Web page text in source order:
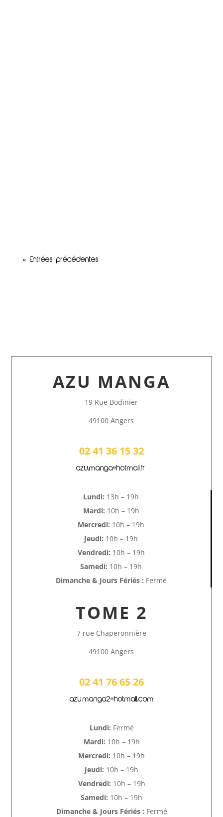
« Entrées précédentes
AZU MANGA
19 Rue Bodinier
49100 Angers
02 41 36 15 32
azu.manga@hotmail.fr
Lundi: 13h – 19h
Mardi: 10h – 19h
Mercredi: 10h – 19h
Jeudi: 10h – 19h
Vendredi: 10h – 19h
Samedi: 10h – 19h
Dimanche & Jours Fériés : Fermé
TOME 2
7 rue Chaperonnière
49100 Angers
02 41 76 65 26
azu.manga2@hotmail.com
Lundi: Fermé
Mardi: 10h – 19h
Mercredi: 10h – 19h
Jeudi: 10h – 19h
Vendredi: 10h – 19h
Samedi: 10h – 19h
Dimanche & Jours Fériés : Fermé